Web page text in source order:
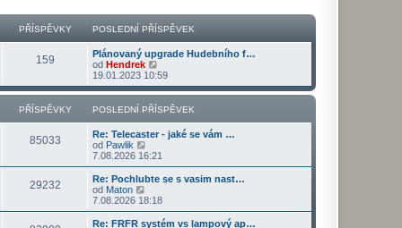
PŘÍSPĚVKY POSLEDNÍ PŘÍSPĚVEK
159
Plánovaný upgrade Hudebního f…
od Hendrek
o
b
r
a
o
s
l
d
n
í
19.01.2023 10:59
PŘÍSPĚVKY POSLEDNÍ PŘÍSPĚVEK
85033
Re: Telecaster - jaké se vám …
od Pawlik
o
b
r
z
7.08.2026 16:21
29232
Re: Pochlubte se s vasim nast…
od Maton
o
b
r
7.08.2026 18:18
Re: FRFR systém vs lampový ap…